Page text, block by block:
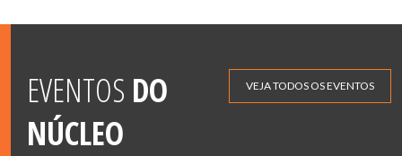
EVENTOS DO
NÚCLEO
VEJA TODOS OS EVENTOS